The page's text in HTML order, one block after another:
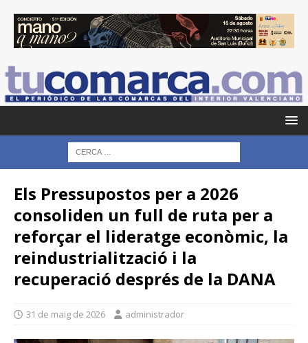
Els Pressupostos per a 2026
consoliden un full de ruta per a
reforçar el lideratge econòmic, la
reindustrialització i la
recuperació després de la DANA
31 de maig de 2026 administrador